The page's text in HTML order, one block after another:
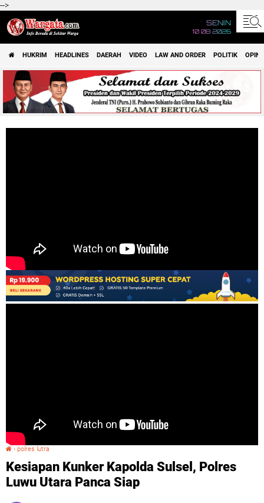
-->
SENIN
10 08 2026
HUKRIM HEADLINES DAERAH VIDEO LAW AND ORDER POLITIK OPINI
› polres lutra
Kesiapan Kunker Kapolda Sulsel, Polres
Luwu Utara Panca Siap